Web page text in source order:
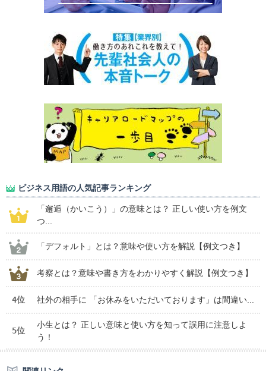
ビジネス用語の人気記事ランキング
「邂逅（かいこう）」の意味とは？ 正しい使い方を例文
つ...
「デフォルト」とは？意味や使い方を解説【例文つき】
考察とは？意味や書き方をわかりやすく解説【例文つき】
4位 社外の相手に 「お休みをいただいております」は間違い...
5位
小生とは？ 正しい意味と使い方を知って誤用に注意しよ
う！